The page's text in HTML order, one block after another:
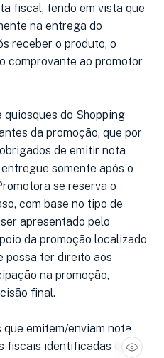
fiscal, tendo em vista que
na entrega do
receber o produto, o
comprovante ao promotor
do Shopping
da promoção, que por
de emitir nota
somente após o
se reserva o
com base no tipo de
apresentado pelo
da promoção localizado
possa ter direito aos
na promoção,
final.
emitem/enviam nota
fiscais identificadas com